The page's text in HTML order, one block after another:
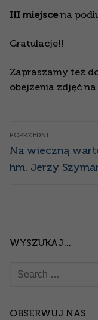
III miejsce na
Gratulacje!!
Zapraszamy też
obejżenia zdjęć
Nawigacja
wpisu
POPRZEDNI
Poprzedni
wpis:
Na wieczną
hm. Jerzy
WYSZUKAJ…
Szukaj:
OBSERWUJ NAS